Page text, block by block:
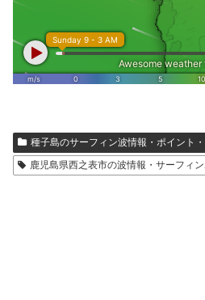
種子島のサーフィン波情報・ポイント
鹿児島県西之表市の波情報・サーフィン